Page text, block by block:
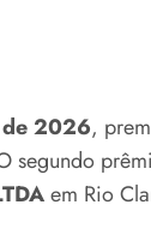
2026,
em Rio